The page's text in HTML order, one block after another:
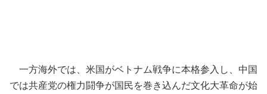
一方海外では、米国がベトナム戦争に本格参入し、中国
では共産党の権力闘争が国民を巻き込んだ文化大革命が始